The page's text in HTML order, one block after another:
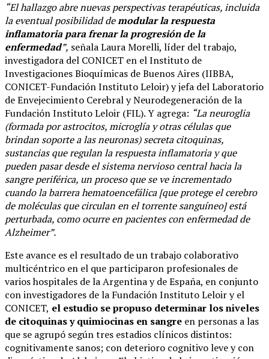
“El hallazgo abre nuevas perspectivas terapéuticas, incluida
la eventual posibilidad demodular la respuesta
inflamatoria para frenar la progresión de la
enfermedad”, señala Laura Morelli, líder del trabajo,
investigadora del CONICET en el Instituto de
Investigaciones Bioquímicas de Buenos Aires (IIBBA,
CONICET-Fundación Instituto Leloir) y jefa del Laboratorio
de Envejecimiento Cerebral y Neurodegeneración de la
Fundación Instituto Leloir (FIL). Y agrega: “La neuroglia
(formada por astrocitos, microglía y otras células que
brindan soporte a las neuronas) secreta citoquinas,
sustancias que regulan la respuesta inflamatoria y que
pueden pasar desde el sistema nervioso central hacia la
sangre periférica, un proceso que se ve incrementado
cuando la barrera hematoencefálica [que protege el cerebro
de moléculas que circulan en el torrente sanguíneo] está
perturbada, como ocurre en pacientes con enfermedad de
Alzheimer”.
Este avance es el resultado de un trabajo colaborativo
multicéntrico en el que participaron profesionales de
varios hospitales de la Argentina y de España, en conjunto
con investigadores de la Fundación Instituto Leloir y el
CONICET, el estudio se propuso determinar los niveles
de citoquinas y quimiocinas en sangre en personas a las
que se agrupó según tres estadios clínicos distintos:
cognitivamente sanos; con deterioro cognitivo leve y con